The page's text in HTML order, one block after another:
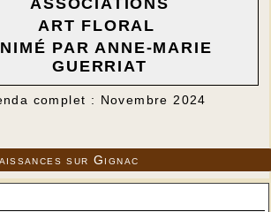
ART FLORAL
PAR ANNE-MARIE
GUERRIAT
complet : Novembre 2024
sur Gignac